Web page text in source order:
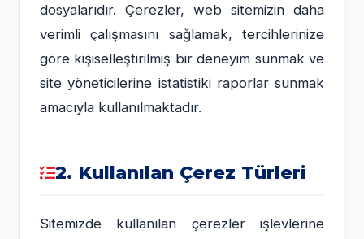
dosyalarıdır. Çerezler, web sitemizin daha
verimli çalışmasını sağlamak, tercihlerinize
göre kişiselleştirilmiş bir deneyim sunmak ve
site yöneticilerine istatistiki raporlar sunmak
amacıyla kullanılmaktadır.
2. Kullanılan Çerez Türleri
Sitemizde kullanılan çerezler işlevlerine